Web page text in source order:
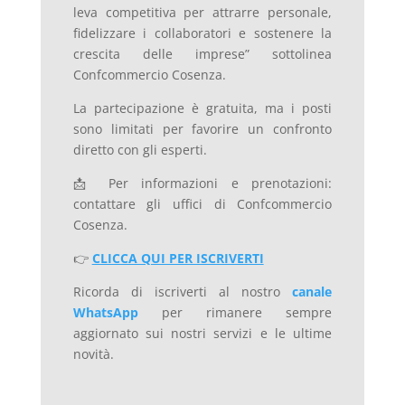
leva competitiva per attrarre personale,
fidelizzare i collaboratori e sostenere la
crescita delle imprese” sottolinea
Confcommercio Cosenza.
La partecipazione è gratuita, ma i posti
sono limitati per favorire un confronto
diretto con gli esperti.
📩 Per informazioni e prenotazioni:
contattare gli uffici di Confcommercio
Cosenza.
👉 CLICCA QUI PER ISCRIVERTI
Ricorda di iscriverti al nostrocanale
WhatsApp
per rimanere sempre
aggiornato sui nostri servizi e le ultime
novità.